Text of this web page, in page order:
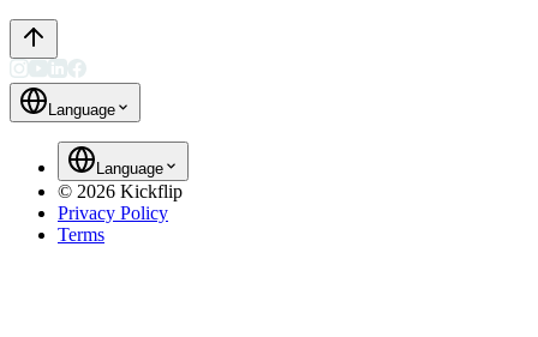
Language
Language
© 2026 Kickflip
Privacy Policy
Terms